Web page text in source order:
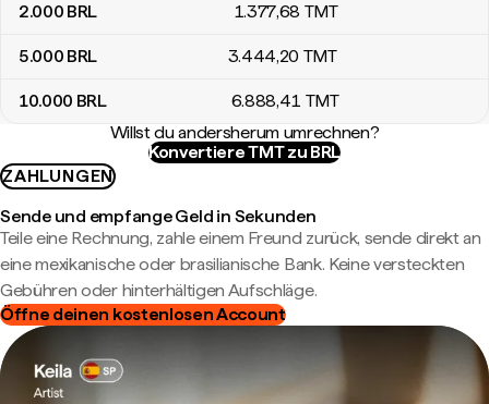
2.000 BRL 1.377,68 TMT
5.000 BRL 3.444,20 TMT
10.000 BRL 6.888,41 TMT
Willst du andersherum umrechnen?
Konvertiere TMT zu BRL
ZAHLUNGEN
Sende und empfange Geld in Sekunden
Teile eine Rechnung, zahle einem Freund zurück, sende direkt an
eine mexikanische oder brasilianische Bank. Keine versteckten
Gebühren oder hinterhältigen Aufschläge.
Öffne deinen kostenlosen Account